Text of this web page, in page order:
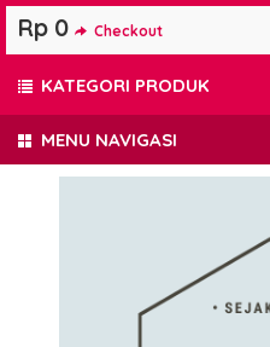
MENU NAVIGASI
Rp 0 Checkout
KATEGORI PRODUK